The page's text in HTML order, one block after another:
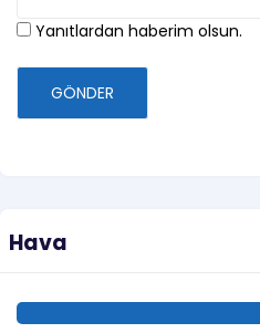
Yanıtlardan haberim olsun.
GÖNDER
Hava